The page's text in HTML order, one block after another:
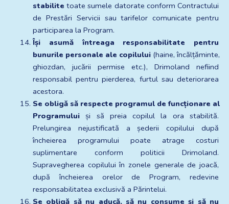
stabilite toate sumele datorate conform Contractului
de Prestări Servicii sau tarifelor comunicate pentru
participarea la Program.
Își asumă întreaga responsabilitate pentru
bunurile personale ale copilului (haine, încălțăminte,
ghiozdan, jucării permise etc.), Drimoland nefiind
responsabil pentru pierderea, furtul sau deteriorarea
acestora.
Se obligă să respecte programul de funcționare al
Programului și să preia copilul la ora stabilită.
Prelungirea nejustificată a șederii copilului după
încheierea programului poate atrage costuri
suplimentare conform politicii Drimoland.
Supravegherea copilului în zonele generale de joacă,
după încheierea orelor de Program, redevine
responsabilitatea exclusivă a Părintelui.
Se obligă să nu aducă, să nu consume și să nu